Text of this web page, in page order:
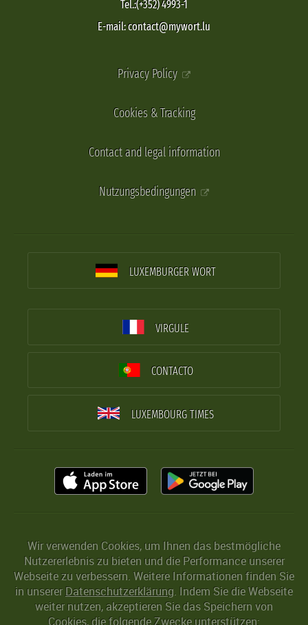
Tel.:(+352) 4993-1
E-mail: contact@mywort.lu
Privacy Policy
Cookies & Tracking
Contact and legal information
Nutzungsbedingungen
LUXEMBURGER WORT
VIRGULE
CONTACTO
LUXEMBOURG TIMES
Wir verwenden Cookies, um Ihnen das bestmögliche
Nutzererlebnis zu bieten und die Performance unserer
Webseite zu verbessern. Weitere Informationen finden Sie
in unserer Datenschutzerklärung. Indem Sie die Webseite
weiter nutzen, akzeptieren Sie das Speichern von
Cookies, die folgende Zwecke unterstützen: